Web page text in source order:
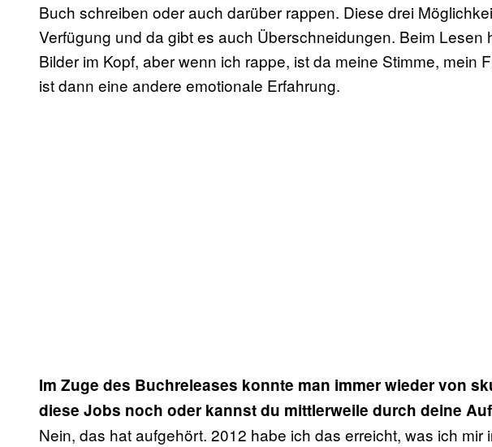
Buch schreiben oder auch darüber rappen. Diese drei
Verfügung und da gibt es auch Überschneidungen. Beim Lesen
Bilder im Kopf, aber wenn ich rappe, ist da meine Stimme, mein
ist dann eine andere emotionale Erfahrung.
Im Zuge des Buchreleases konnte man immer wieder von
diese Jobs noch oder kannst du mittlerweile durch deine
Nein, das hat aufgehört. 2012 habe ich das erreicht, was ich mir